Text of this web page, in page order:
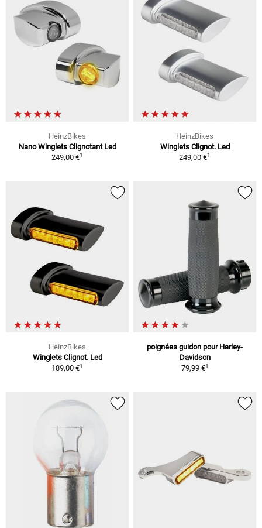
HeinzBikes
Nano Winglets Clignotant Led
249,00 €1
HeinzBikes
Winglets Clignot. Led
249,00 €1
HeinzBikes
Winglets Clignot. Led
189,00 €1
poignées guidon pour Harley-
Davidson
79,99 €1